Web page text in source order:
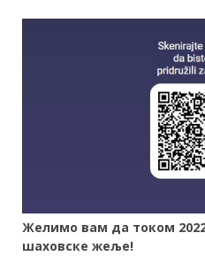
Желимо вам да током
шаховске жеље!